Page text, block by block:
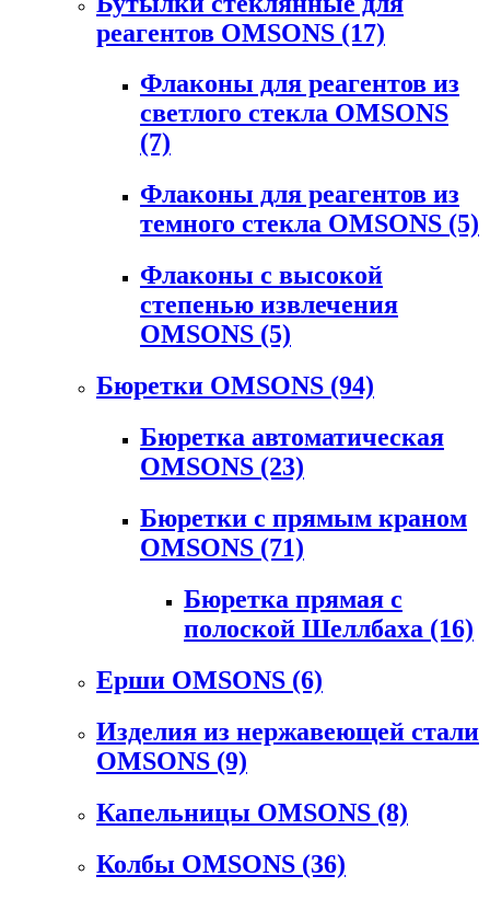
реагентов OMSONS (17)
Флаконы для реагентов из
светлого стекла OMSONS
(7)
Флаконы для реагентов из
темного стекла OMSONS (5)
Флаконы с высокой
степенью извлечения
OMSONS (5)
Бюретки OMSONS (94)
Бюретка автоматическая
OMSONS (23)
Бюретки с прямым краном
OMSONS (71)
Бюретка прямая с
полоской Шеллбаха (16)
Ерши OMSONS (6)
Изделия из нержавеющей стали
OMSONS (9)
Капельницы OMSONS (8)
Колбы OMSONS (36)